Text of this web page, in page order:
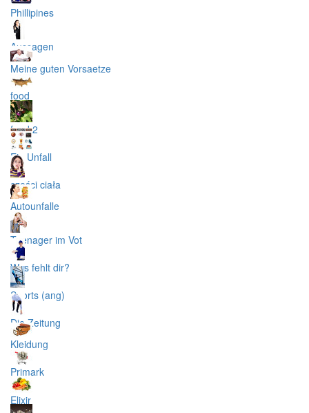
Phillipines
Aussagen
Meine guten Vorsaetze
food
food 2
Ein Unfall
części ciała
Autounfalle
Teenager im Vot
Was fehlt dir?
Sports (ang)
Die Zeitung
Kleidung
Primark
Elixir